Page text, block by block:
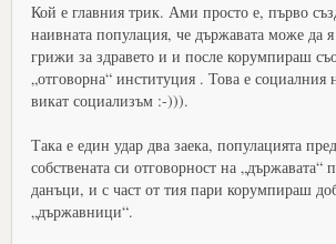
Кой е главния трик. Ами просто е, първо
наивната популация, че държавата може да
грижи за здравето и и после корумпираш
„отговорна“ институция . Това е социалния
викат социализъм :-))).
Така е един удар два заека, популацията
собствената си отговорност на „държавата“
данъци, и с част от тия пари корумпираш
„държавници“.